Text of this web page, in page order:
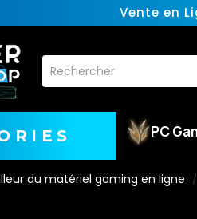
Vente en
PC
du matériel gaming en ligne